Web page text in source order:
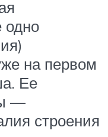
одно
на первом
Ее
—
строения